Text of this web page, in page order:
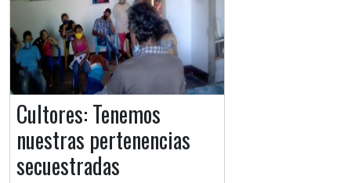
Cultores: Tenemos
nuestras pertenencias
secuestradas